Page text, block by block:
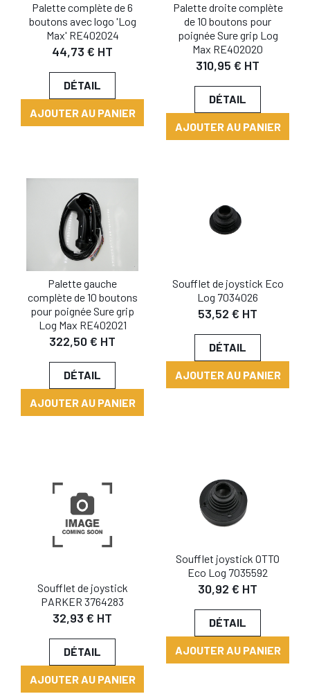
Palette complète de 6
boutons avec logo 'Log
Max' RE402024
44,73 € HT
DÉTAIL
AJOUTER AU PANIER
Palette droite complète
de 10 boutons pour
poignée Sure grip Log
Max RE402020
310,95 € HT
DÉTAIL
AJOUTER AU PANIER
Palette gauche
complète de 10 boutons
pour poignée Sure grip
Log Max RE402021
322,50 € HT
DÉTAIL
AJOUTER AU PANIER
Soufflet de joystick Eco
Log 7034026
53,52 € HT
DÉTAIL
AJOUTER AU PANIER
Soufflet de joystick
PARKER 3764283
32,93 € HT
DÉTAIL
AJOUTER AU PANIER
Soufflet joystick OTTO
Eco Log 7035592
30,92 € HT
DÉTAIL
AJOUTER AU PANIER